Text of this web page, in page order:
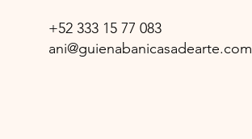
+52 333 15 77 083
ani@guienabanicasadearte.com